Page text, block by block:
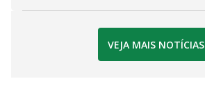
VEJA MAIS NOTÍCIAS